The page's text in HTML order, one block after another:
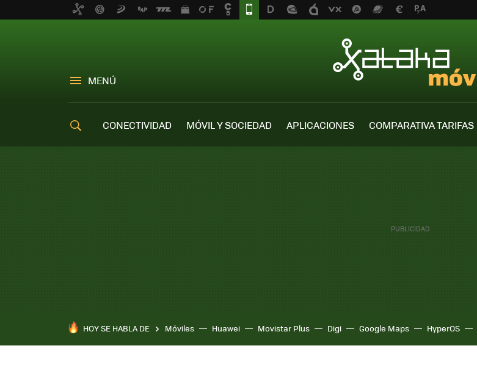
MENÚ
CONECTIVIDAD MÓVIL Y SOCIEDAD APLICACIONES COMPARATIVA TARIFAS
HOY SE HABLA DE Móviles Huawei Movistar Plus Digi Google Maps HyperOS